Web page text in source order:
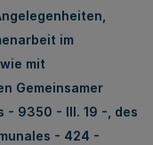
im
mit
Gemeinsamer
- 9350 - III. 19 -, des
- 424 -